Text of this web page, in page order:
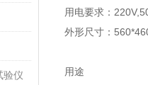
验仪
用电要求：
外形尺寸：
用途